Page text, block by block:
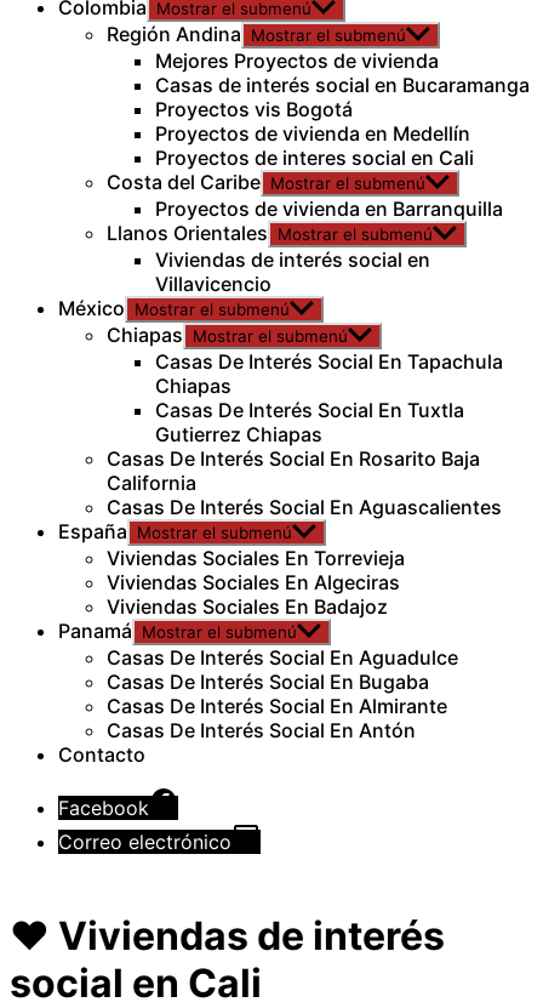
Colombia
Mostrar el submenú
Región Andina Mostrar el submenú
Mejores Proyectos de vivienda
Casas de interés social en Bucaramanga
Proyectos vis Bogotá
Proyectos de vivienda en Medellín
Proyectos de interes social en Cali
Costa del Caribe Mostrar el submenú
Proyectos de vivienda en Barranquilla
Llanos Orientales
Mostrar el submenú
Viviendas de interés social en
Villavicencio
México
Mostrar el submenú
Chiapas Mostrar el submenú
Casas De Interés Social En Tapachula
Chiapas
Casas De Interés Social En Tuxtla
Gutierrez Chiapas
Casas De Interés Social En Rosarito Baja
California
Casas De Interés Social En Aguascalientes
España
Mostrar el submenú
Viviendas Sociales En Torrevieja
Viviendas Sociales En Algeciras
Viviendas Sociales En Badajoz
Panamá
Mostrar el submenú
Casas De Interés Social En Aguadulce
Casas De Interés Social En Bugaba
Casas De Interés Social En Almirante
Casas De Interés Social En Antón
Contacto
Facebook
Correo electrónico
❤️ Viviendas de interés
social en Cali